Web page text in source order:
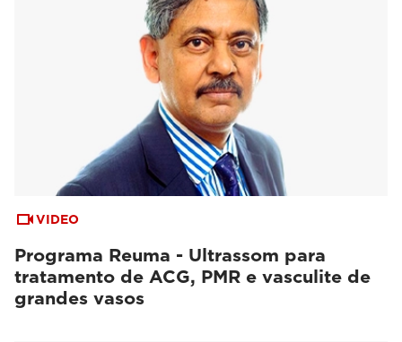
VIDEO
Programa Reuma - Ultrassom para
tratamento de ACG, PMR e vasculite de
grandes vasos